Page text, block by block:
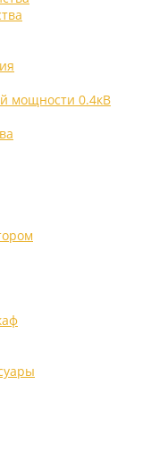
мощности 0.4кВ